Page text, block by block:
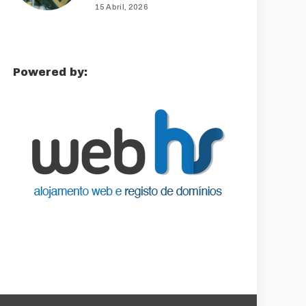
15 Abril, 2026
Powered by: